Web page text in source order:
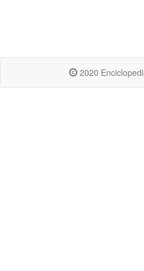
2020